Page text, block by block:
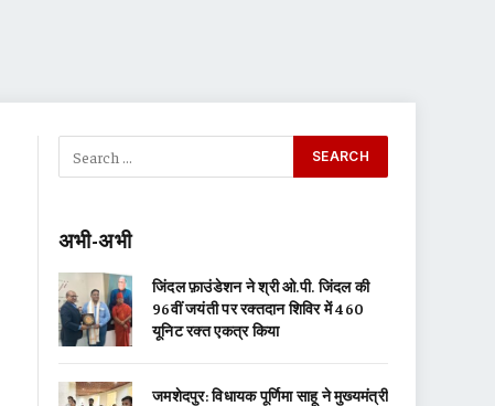
अभी-अभी
जिंदल फ़ाउंडेशन ने श्री ओ.पी. जिंदल की
96वीं जयंती पर रक्तदान शिविर में 460
यूनिट रक्त एकत्र किया
जमशेदपुर: विधायक पूर्णिमा साहू ने मुख्यमंत्री